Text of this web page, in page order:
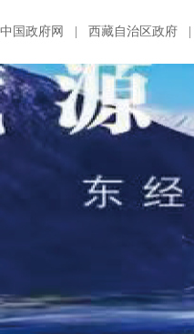
中国政府网 西藏自治区政府